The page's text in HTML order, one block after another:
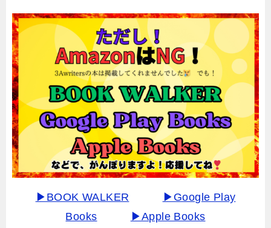
▶BOOK WALKER
▶Google Play
Books
▶Apple Books